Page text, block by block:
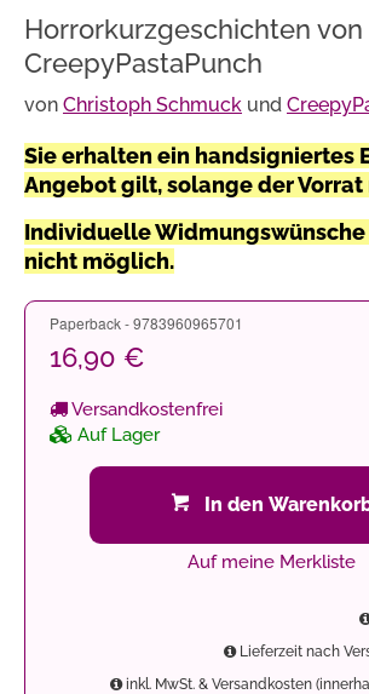
Horrorkurzgeschichten von
CreepyPastaPunch
von Christoph Schmuck und
Sie erhalten ein handsigniertes
Angebot gilt, solange der Vorrat
Individuelle
nicht möglich.
Paperback - 9783960965701
16,90 €
Versandkostenfrei
Auf Lager
In den
Auf meine Merkliste
Lieferzeit nach
inkl. MwSt. & Versandkosten